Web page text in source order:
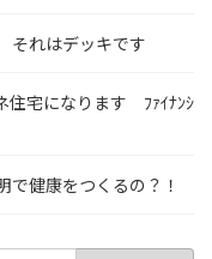
れはデッキです
住宅になります ﾌｧｲﾅﾝｼ
健康をつくるの？！